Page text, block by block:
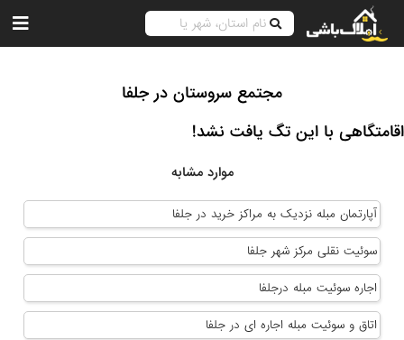
مجتمع سروستان در جلفا
اقامتگاهی با این تگ یافت نشد!
موارد مشابه
آپارتمان مبله نزدیک به مراکز خرید در جلفا
سوئیت نقلی مرکز شهر جلفا
اجاره سوئیت مبله درجلفا
اتاق و سوئیت مبله اجاره ای در جلفا